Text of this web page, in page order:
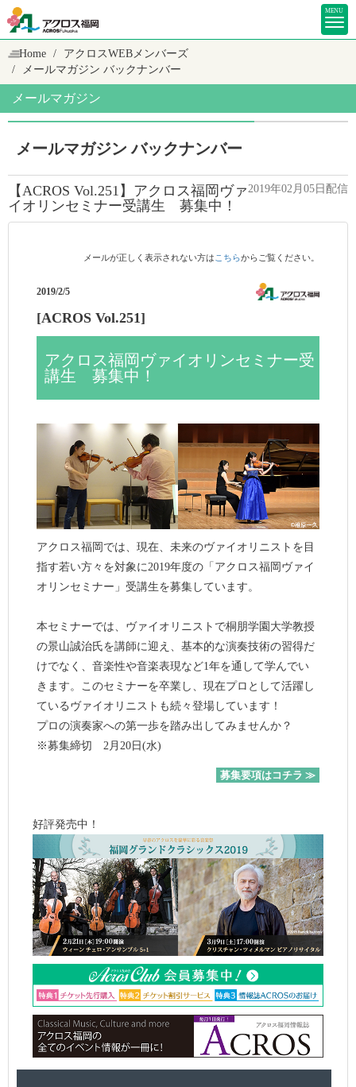
MENU
Home
アクロスWEBメンバーズ
メールマガジン バックナンバー
メールマガジン
メールマガジン バックナンバー
2019年02月05日配信
【ACROS Vol.251】アクロス福岡ヴァ
イオリンセミナー受講生 募集中！
メールが正しく表示されない方は こちらからご覧ください。
2019/2/5
[ACROS Vol.251]
アクロス福岡ヴァイオリンセミナー受
講生 募集中！
アクロス福岡では、現在、未来のヴァイオリニストを目
指す若い方々を対象に2019年度の「アクロス福岡ヴァイ
オリンセミナー」受講生を募集しています。
本セミナーでは、ヴァイオリニストで桐朋学園大学教授
の景山誠治氏を講師に迎え、基本的な演奏技術の習得だ
けでなく、音楽性や音楽表現など1年を通して学んでい
きます。このセミナーを卒業し、現在プロとして活躍し
ているヴァイオリニストも続々登場しています！
プロの演奏家への第一歩を踏み出してみませんか？
※募集締切 2月20日(水)
募集要項はコチラ ≫
好評発売中！